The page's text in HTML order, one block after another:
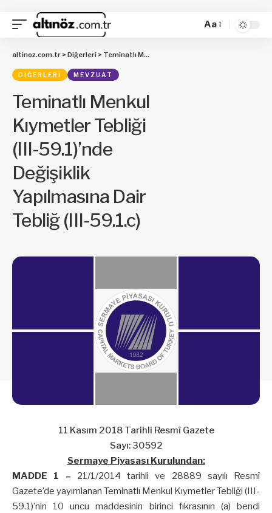
Aa
altinoz.com.tr > Diğerleri > Teminatlı Menkul Kıymetler Tebliği (III-59.1)’nde Değişiklik Yapılmasına Dair Tebliğ (III-59.1.c)
DIĞERLERI MEVZUAT
Teminatlı Menkul
Kıymetler Tebliği
(III-59.1)’nde
Değişiklik
Yapılmasına Dair
Tebliğ (III-59.1.c)
11 Kasım 2018 Tarihli Resmî Gazete
Sayı: 30592
Sermaye Piyasası Kurulundan:
MADDE 1 – 21/1/2014 tarihli ve 28889 sayılı Resmî
Gazete’de yayımlanan Teminatlı Menkul Kıymetler Tebliği (III-
59.1)’nin 10 uncu maddesinin birinci fıkrasının (a) bendi